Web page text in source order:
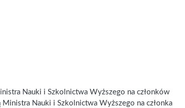
Nauki i Szkolnictwa Wyższego na członków
Nauki i Szkolnictwa Wyższego na członka